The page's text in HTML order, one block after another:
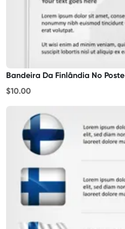
Bandeira Da Finlândia No Poste
$10.00